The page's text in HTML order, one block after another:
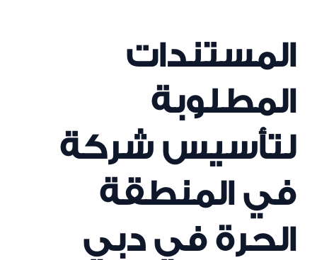
المستندات
المطلوبة
لتأسيس شركة
في المنطقة
الحرة في دبي